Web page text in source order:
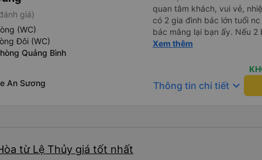
giá)
(WC)
Đôi (WC)
Quảng Bình
An Sương
quan tâm khách, vui vẻ, nhiệt tình. Trong
có 2 gia đình bác lớn tuổi
bác mắng lại bạn ấy. Nếu 2
ngược lại nha. Bạn ấy nhắc
nhau xuất hiện trong giấc mơ của mình luôn. Nên nếu
bị phản ánh thì đừng trừ
thì bảo bạn ấy liên hệ sđt
(một mình) yêu luôn.
Xem thêm
Thông tin chi tiết keyboard_arrow_down
từ Lệ Thủy giá tốt nhất